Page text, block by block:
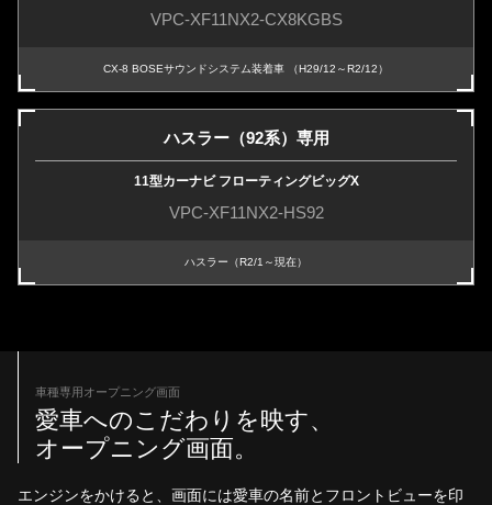
VPC-XF11NX2-CX8KGBS
CX-8 BOSEサウンドシステム装着車 （H29/12～R2/12）
ハスラー（92系）専用
11型カーナビ フローティングビッグX
VPC-XF11NX2-HS92
ハスラー（R2/1～現在）
車種専用オープニング画面
愛車へのこだわりを映す、
オープニング画面。
エンジンをかけると、画面には愛車の名前とフロントビューを印